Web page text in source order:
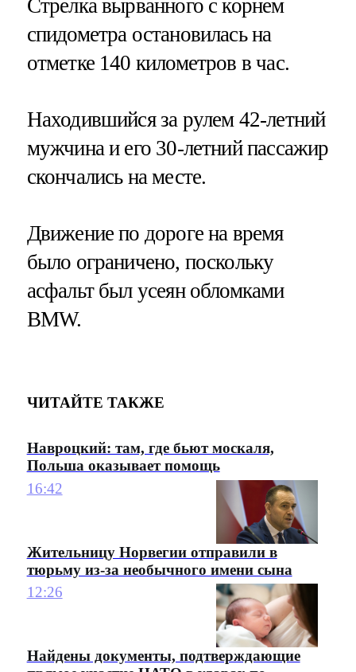
Стрелка вырванного с корнем
спидометра остановилась на
отметке 140 километров в час.
Находившийся за рулем 42-летний
мужчина и его 30-летний пассажир
скончались на месте.
Движение по дороге на время
было ограничено, поскольку
асфальт был усеян обломками
BMW.
ЧИТАЙТЕ ТАКЖЕ
Навроцкий: там, где бьют москаля,
Польша оказывает помощь
16:42
Жительницу Норвегии отправили в
тюрьму из-за необычного имени сына
12:26
Найдены документы, подтверждающие